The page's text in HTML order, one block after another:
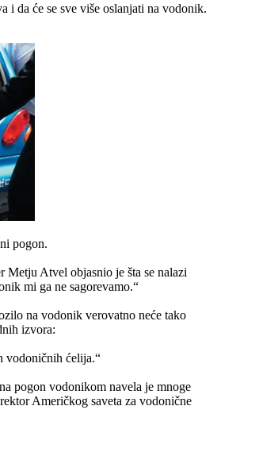
i da će se sve više oslanjati na vodonik.
pogon.
Atvel objasnio je šta se nalazi
mi ga ne sagorevamo.“
na vodonik verovatno neće tako
izvora:
vodoničnih ćelija.“
pogon vodonikom navela je mnoge
Američkog saveta za vodonične